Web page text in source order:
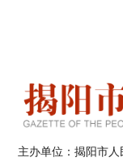
主办单位：揭阳市